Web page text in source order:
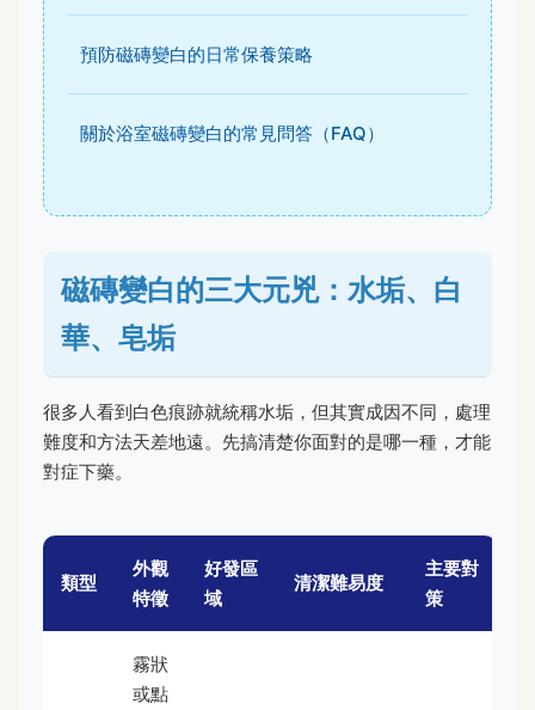
預防磁磚變白的日常保養策略
關於浴室磁磚變白的常見問答（FAQ）
磁磚變白的三大元兇：水垢、白
華、皂垢
很多人看到白色痕跡就統稱水垢，但其實成因不同，處理
難度和方法天差地遠。先搞清楚你面對的是哪一種，才能
對症下藥。
類型
外觀
特徵
好發區
域
清潔難易度
主要對
策
霧狀
或點